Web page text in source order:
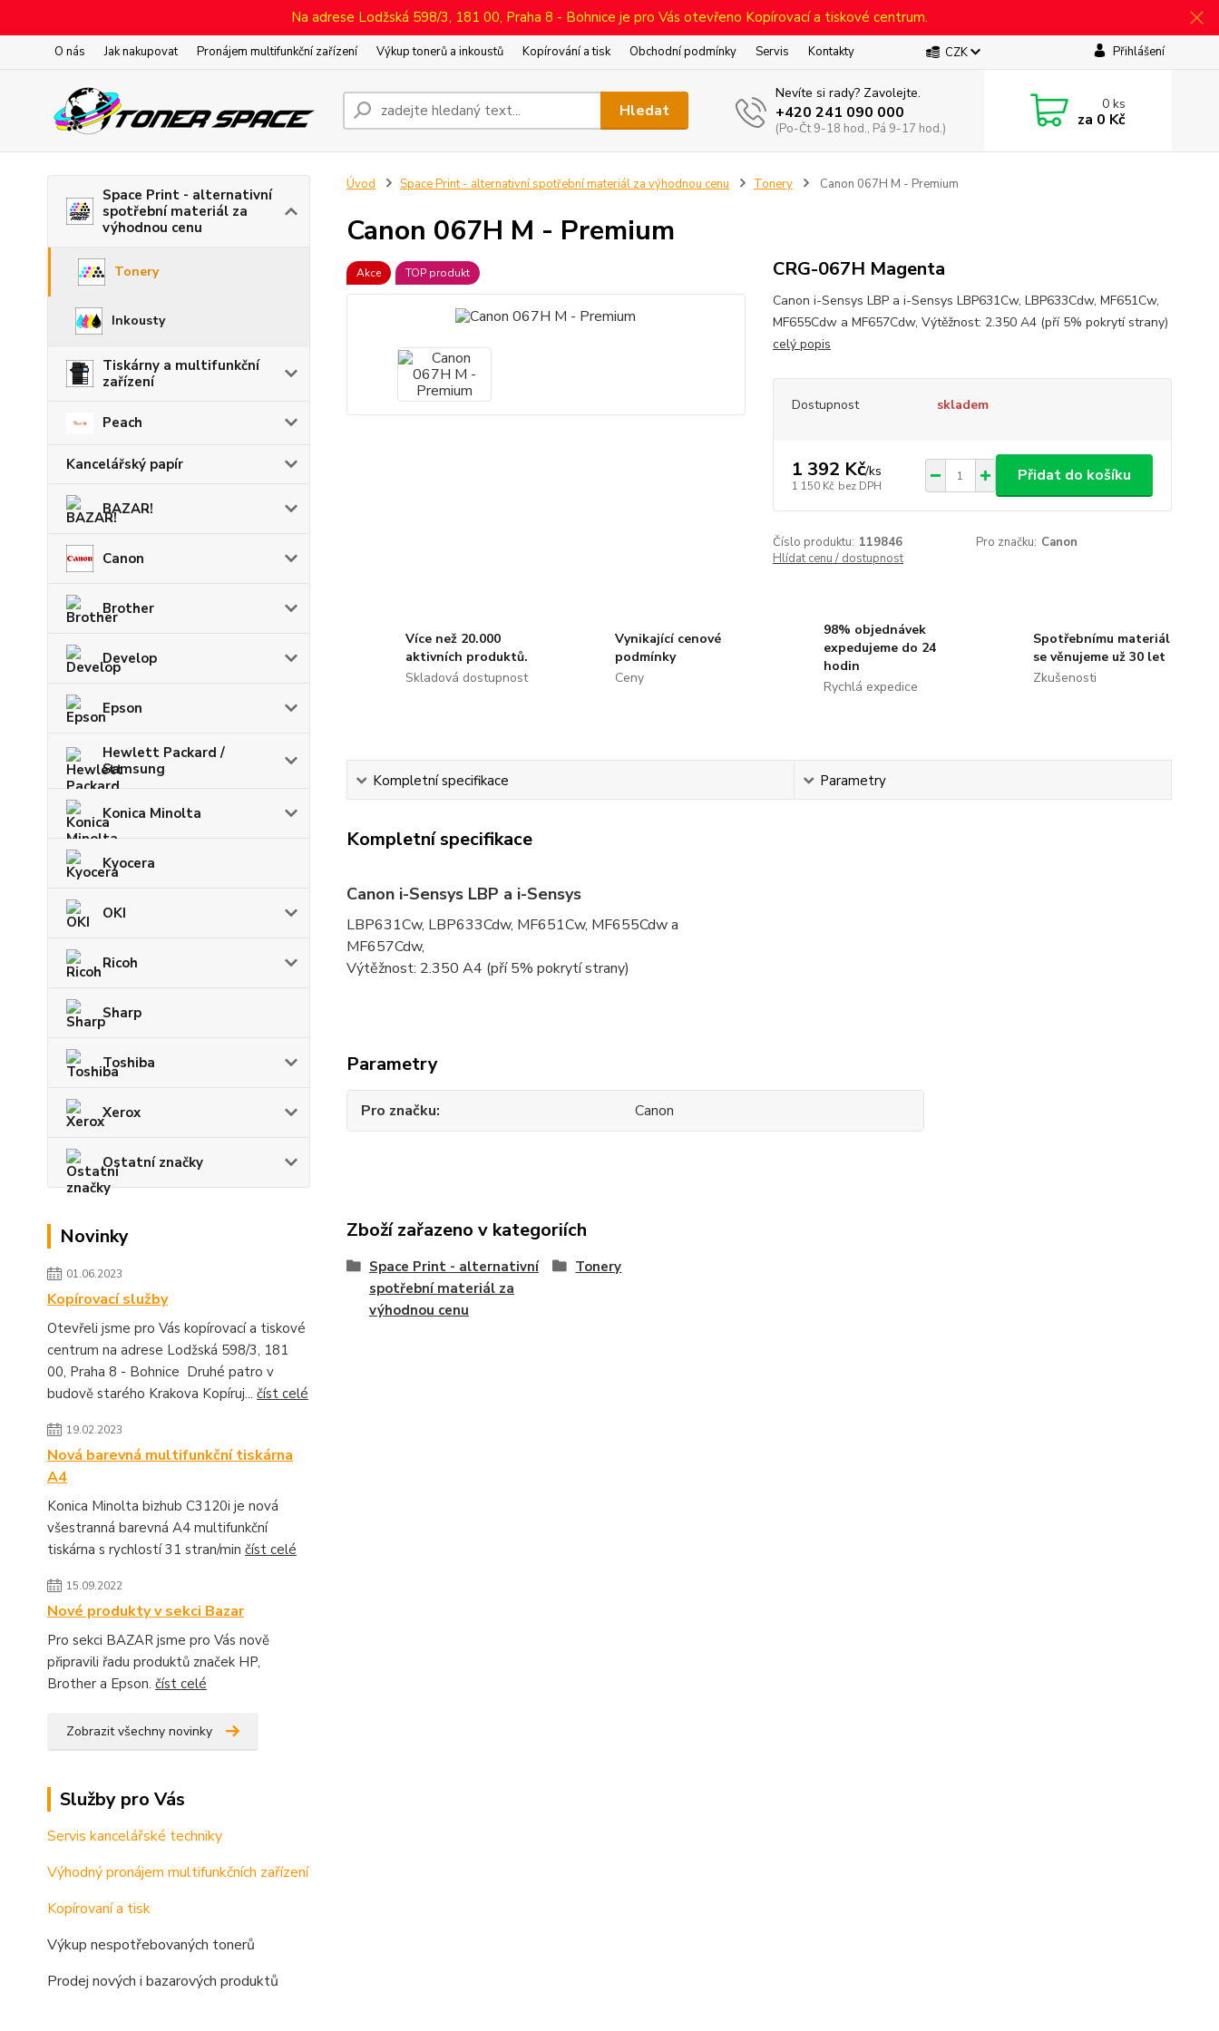
Na adrese Lodžská 598/3, 181 00, Praha 8 - Bohnice je pro Vás otevřeno Kopírovací a tiskové centrum.
O nás Jak nakupovat Pronájem multifunkční zařízení Výkup tonerů a inkoustů Kopírování a tisk Obchodní podmínky Servis Kontakty CZK Přihlášení
Hledat
Nevíte si rady? Zavolejte.
+420 241 090 000
(Po-Čt 9-18 hod., Pá 9-17 hod.)
0ks
za 0 Kč
Space Print - alternativní
spotřební materiál za
výhodnou cenu
Tonery
Inkousty
Tiskárny a multifunkční
zařízení
Peach
Kancelářský papír
BAZAR!
Canon
Brother
Develop
Epson
Hewlett Packard /
Samsung
Konica Minolta
Kyocera
OKI
Ricoh
Sharp
Toshiba
Xerox
Ostatní značky
Novinky
01.06.2023
Kopírovací služby
Otevřeli jsme pro Vás kopírovací a tiskové
centrum na adrese Lodžská 598/3, 181
00, Praha 8 - Bohnice Druhé patro v
budově starého Krakova Kopíruj... číst celé
19.02.2023
Nová barevná multifunkční tiskárna
A4
Konica Minolta bizhub C3120i je nová
všestranná barevná A4 multifunkční
tiskárna s rychlostí 31 stran/min číst celé
15.09.2022
Nové produkty v sekci Bazar
Pro sekci BAZAR jsme pro Vás nově
připravili řadu produktů značek HP,
Brother a Epson. číst celé
Zobrazit všechny novinky
Služby pro Vás
Servis kancelářské techniky
Výhodný pronájem multifunkčních zařízení
Kopírovaní a tisk
Výkup nespotřebovaných tonerů
Prodej nových i bazarových produktů
Úvod Space Print - alternativní spotřební materiál za výhodnou cenu Tonery Canon 067H M - Premium
Canon 067H M - Premium
Akce TOP produkt CRG-067H Magenta
Canon i-Sensys LBP a i-Sensys LBP631Cw, LBP633Cdw, MF651Cw,
MF655Cdw a MF657Cdw, Výtěžnost: 2.350 A4 (pří 5% pokrytí strany)
celý popis
Dostupnost skladem
1 392 Kč/ks
1 150 Kč bez DPH
Přidat do košíku
Číslo produktu: 119846 Pro značku: Canon
Hlídat cenu / dostupnost
Více než 20.000
aktivních produktů.
Skladová dostupnost
Vynikající cenové
podmínky
Ceny
98% objednávek
expedujeme do 24
hodin
Rychlá expedice
Spotřebnímu materiál
se věnujeme už 30 let
Zkušenosti
Kompletní specifikace Parametry
Kompletní specifikace
Canon i-Sensys LBP a i-Sensys
LBP631Cw, LBP633Cdw, MF651Cw, MF655Cdw a
MF657Cdw,
Výtěžnost: 2.350 A4 (pří 5% pokrytí strany)
Parametry
Pro značku Canon
Zboží zařazeno v kategoriích
Space Print - alternativní
spotřební materiál za
výhodnou cenu
Tonery